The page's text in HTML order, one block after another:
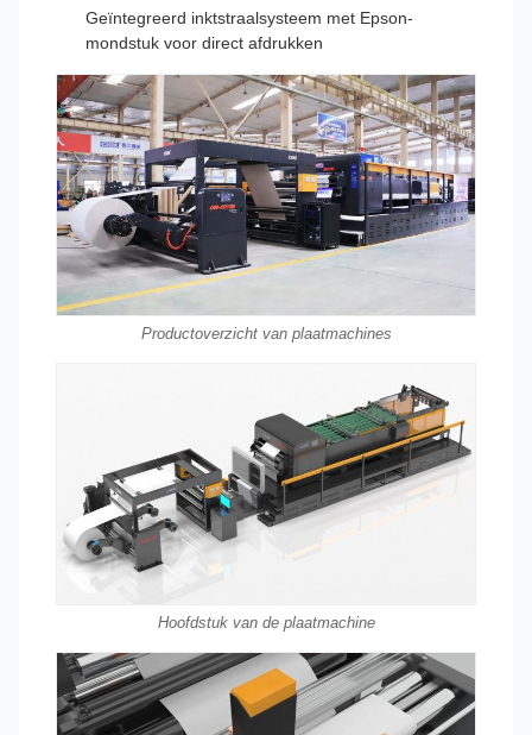
Geïntegreerd inktstraalsysteem met Epson-
mondstuk voor direct afdrukken
Productoverzicht van plaatmachines
Hoofdstuk van de plaatmachine